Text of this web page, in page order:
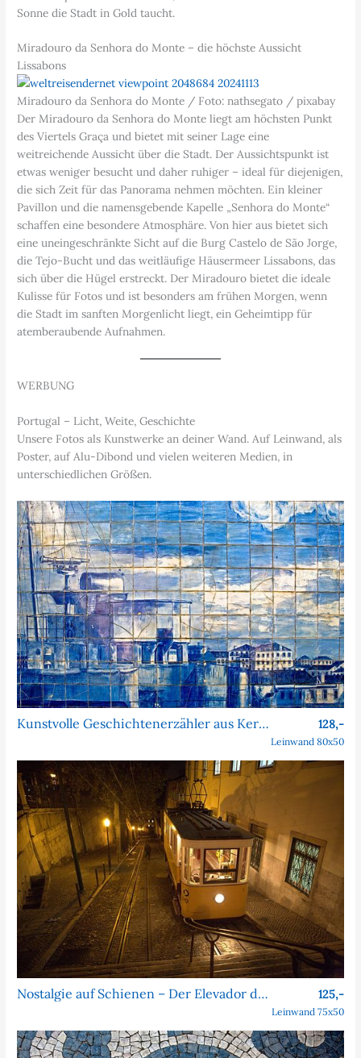
Sonne die Stadt in Gold taucht.
Miradouro da Senhora do Monte – die höchste Aussicht
Lissabons
Miradouro da Senhora do Monte / Foto: nathsegato / pixabay
Der Miradouro da Senhora do Monte liegt am höchsten Punkt
des Viertels Graça und bietet mit seiner Lage eine
weitreichende Aussicht über die Stadt. Der Aussichtspunkt ist
etwas weniger besucht und daher ruhiger – ideal für diejenigen,
die sich Zeit für das Panorama nehmen möchten. Ein kleiner
Pavillon und die namensgebende Kapelle „Senhora do Monte“
schaffen eine besondere Atmosphäre. Von hier aus bietet sich
eine uneingeschränkte Sicht auf die Burg Castelo de São Jorge,
die Tejo-Bucht und das weitläufige Häusermeer Lissabons, das
sich über die Hügel erstreckt. Der Miradouro bietet die ideale
Kulisse für Fotos und ist besonders am frühen Morgen, wenn
die Stadt im sanften Morgenlicht liegt, ein Geheimtipp für
atemberaubende Aufnahmen.
WERBUNG
Portugal – Licht, Weite, Geschichte
Unsere Fotos als Kunstwerke an deiner Wand. Auf Leinwand, als
Poster, auf Alu-Dibond und vielen weiteren Medien, in
unterschiedlichen Größen.
Kunstvolle Geschichtenerzähler aus Keramik 128,-
Leinwand 80x50
Nostalgie auf Schienen – Der Elevador da Bica bei Nacht 125,-
Leinwand 75x50